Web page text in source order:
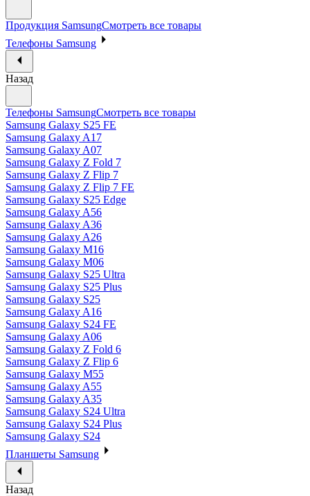
Продукция SamsungСмотреть все товары
Телефоны Samsung
Назад
Телефоны SamsungСмотреть все товары
Samsung Galaxy S25 FE
Samsung Galaxy A17
Samsung Galaxy A07
Samsung Galaxy Z Fold 7
Samsung Galaxy Z Flip 7
Samsung Galaxy Z Flip 7 FE
Samsung Galaxy S25 Edge
Samsung Galaxy A56
Samsung Galaxy A36
Samsung Galaxy A26
Samsung Galaxy M16
Samsung Galaxy M06
Samsung Galaxy S25 Ultra
Samsung Galaxy S25 Plus
Samsung Galaxy S25
Samsung Galaxy A16
Samsung Galaxy S24 FE
Samsung Galaxy A06
Samsung Galaxy Z Fold 6
Samsung Galaxy Z Flip 6
Samsung Galaxy M55
Samsung Galaxy A55
Samsung Galaxy A35
Samsung Galaxy S24 Ultra
Samsung Galaxy S24 Plus
Samsung Galaxy S24
Планшеты Samsung
Назад